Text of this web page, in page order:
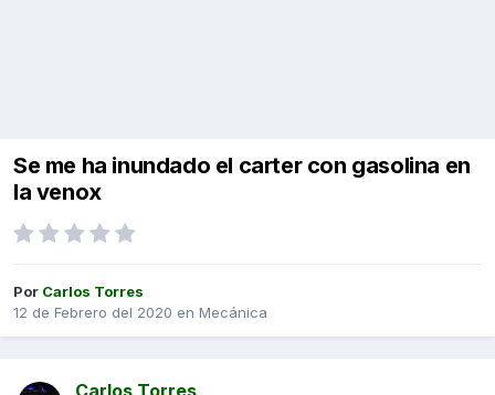
Se me ha inundado el carter con gasolina en
la venox
Por Carlos Torres
12 de Febrero del 2020 en Mecánica